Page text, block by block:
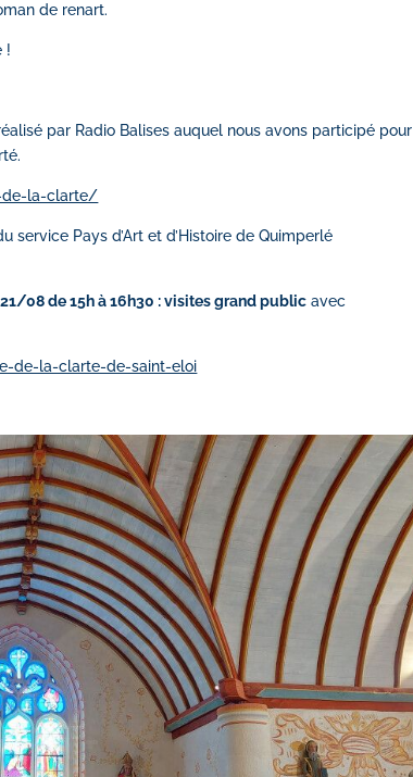
de renart.
!
par Radio Balises auquel nous avons participé pour
de-la-clarte/
Pays d’Art et d’Histoire de Quimperlé
08 de 15h à 16h30 : visites grand public avec
de-la-clarte-de-saint-eloi